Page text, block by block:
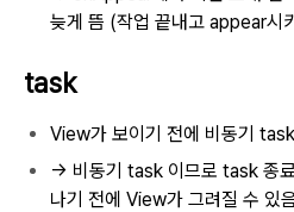
늦게 뜸 (작업 끝내고 appear시
task
View가 보이기 전에 비동기
→ 비동기 task 이므로 task 종
나기 전에 View가 그려질 수 있